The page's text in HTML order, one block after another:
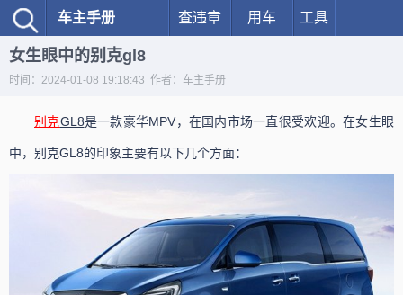
车主手册 查违章 用车 工具
女生眼中的别克gl8
时间：2024-01-08 19:18:43 作者：车主手册
别克GL8是一款豪华MPV，在国内市场一直很受欢迎。在女生眼
中，别克GL8的印象主要有以下几个方面：